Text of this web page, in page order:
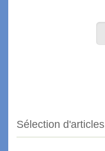
Sélection d'articles